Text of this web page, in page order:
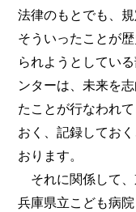
法律のもとでも、
そういったことが
られようとしてい
ンターは、未来を
たことが行なわれ
おく、記録してお
おります。
それに関係して、
兵庫県立こども病